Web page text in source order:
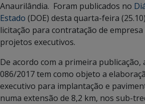
Anaurilândia. Foram publicados no
Estado (DOE) desta quarta-feira
licitação para contratação de
projetos executivos.
De acordo com a primeira publicação,
086/2017 tem como objeto a
executivo para implantação e
numa extensão de 8,2 km, nos sub-